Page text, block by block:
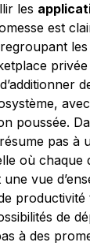
les
est
les
poussée.
pas à
où chaque
vue
de
à des